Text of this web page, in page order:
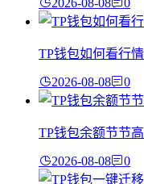
2026-08-08 0
TP钱包如何看行
2026-08-08 0
TP钱包余额节节
2026-08-08 0